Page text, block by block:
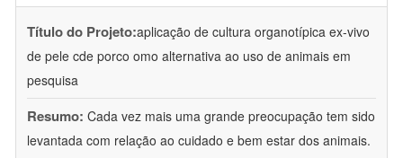
Título do Projeto:aplicação de cultura organotípica ex-vivo
de pele cde porco omo alternativa ao uso de animais em
pesquisa
Resumo: Cada vez mais uma grande preocupação tem sido
levantada com relação ao cuidado e bem estar dos animais.